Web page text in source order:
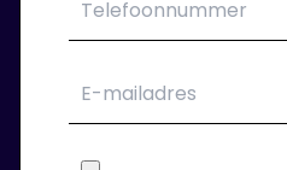
6. Wij blijven klaar
Tijdens de periode dat